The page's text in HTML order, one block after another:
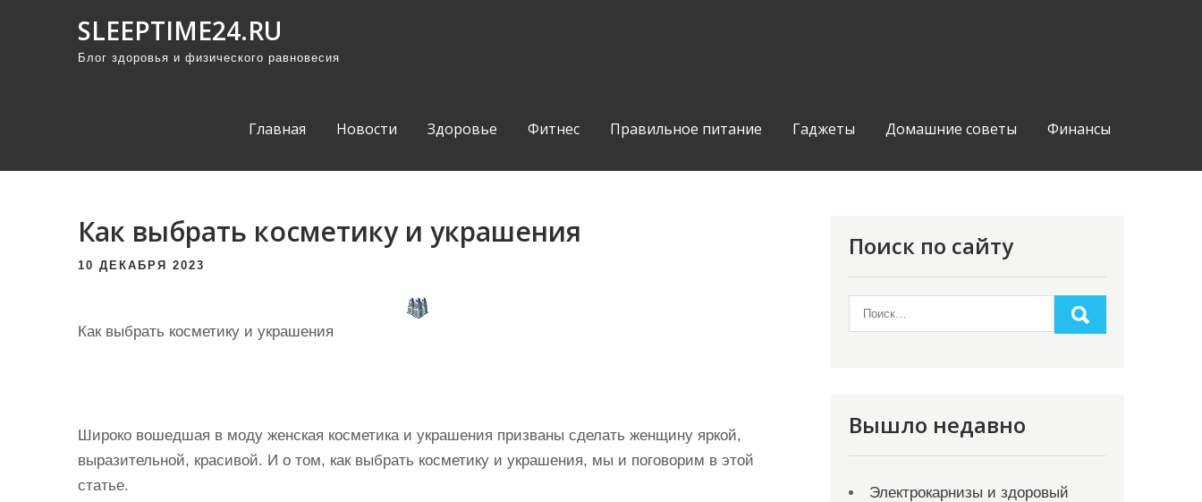
SLEEPTIME24.RU
Блог здоровья и физического равновесия
Главная Новости Здоровье Фитнес Правильное питание Гаджеты Домашние советы Финансы
Как выбрать косметику и украшения
10 ДЕКАБРЯ 2023
Как выбрать косметику и украшения
Широко вошедшая в моду женская косметика и украшения призваны сделать женщину яркой,
выразительной, красивой. И о том, как выбрать косметику и украшения, мы и поговорим в этой
статье.
Поиск по сайту
Вышло недавно
Электрокарнизы и здоровый